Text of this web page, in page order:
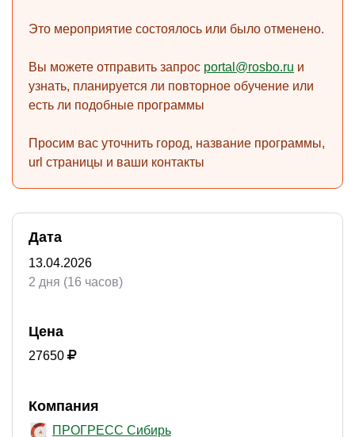
Это мероприятие состоялось или было отменено.
Вы можете отправить запрос portal@rosbo.ru и
узнать, планируется ли повторное обучение или
есть ли подобные программы
Просим вас уточнить город, название программы,
url страницы и ваши контакты
Дата
13.04.2026
2 дня (16 часов)
Цена
27650
Компания
ПРОГРЕСС Сибирь